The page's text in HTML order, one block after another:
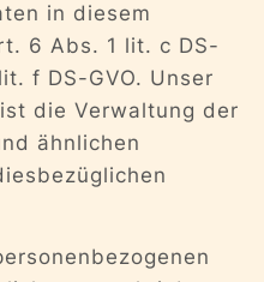
in diesem
6 Abs. 1 lit. c DS-
f DS-GVO. Unser
die Verwaltung der
ähnlichen